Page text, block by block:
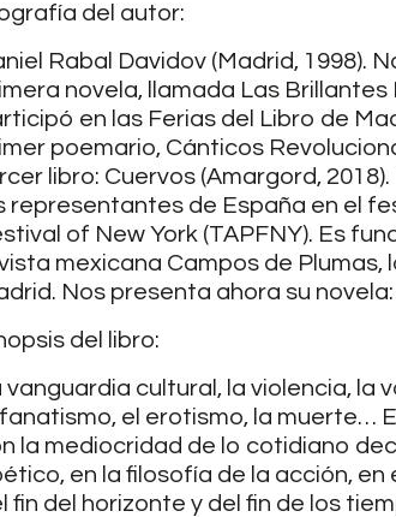
del autor:
Rabal Davidov (Madrid, 1998).
novela, llamada Las Brillantes
en las Ferias del Libro de
poemario, Cánticos
libro: Cuervos (Amargord,
representantes de España en el
of New York (TAPFNY). Es
mexicana Campos de
Nos presenta ahora su
del libro:
vanguardia cultural, la violencia, la
el erotismo, la muerte…
la mediocridad de lo cotidiano
en la filosofía de la acción, en
fin del horizonte y del fin de los